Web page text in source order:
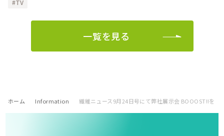
TV
一覧を見る
ホーム Information 繊維ニュース9月24日号にて弊社展示会 BOOOST!!をご